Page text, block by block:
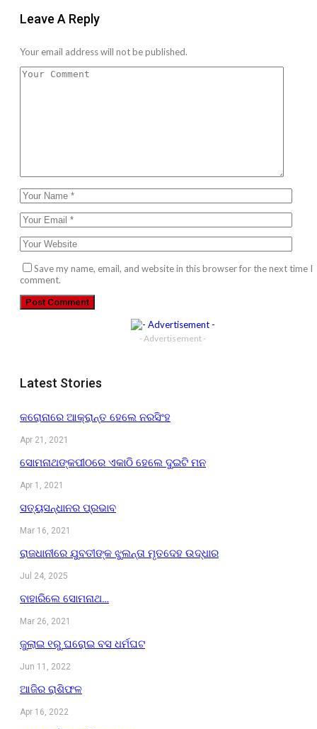
Leave A Reply
Your email address will not be published.
Save my name, email, and website in this browser for the next time I
comment.
- Advertisement -
Latest Stories
କରୋନାରେ ଆକ୍ରାନ୍ତ ହେଲେ ନରସିଂହ
Apr 21, 2021
ସୋମନାଥଙ୍କପୀଠରେ ଏକାଠି ହେଲେ ଦୁଇଟି ମନ
Apr 1, 2021
ସତ୍ୟସନ୍ଧାନର ପ୍ରଭାବ
Mar 16, 2021
ରାଜଧାନୀରେ ଯୁବତୀଙ୍କ ଝୁଲନ୍ତା ମୃତଦେହ ଉଦ୍ଧାର
Jul 24, 2025
ବାହାରିଲେ ସୋମନାଥ…
Mar 26, 2021
ଜୁଲାଇ ୧ରୁ ଘରୋଇ ବସ ଧର୍ମଘଟ
Jun 11, 2022
ଆଜିର ରାଶିଫଳ
Apr 16, 2022